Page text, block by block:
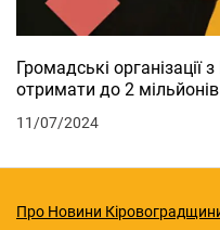
Громадські
отримати до 2
11/07/2024
Про Новини